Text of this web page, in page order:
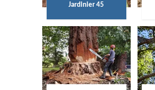
Jardinier 45